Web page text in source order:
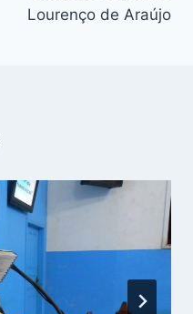
Lourenço de Araújo